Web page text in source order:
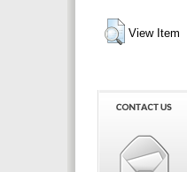
View Item